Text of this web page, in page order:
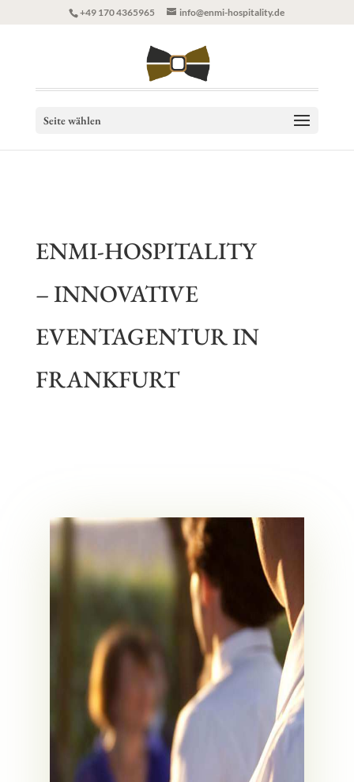
+49 170 4365965 info@enmi-hospitality.de
Seite wählen
ENMI-HOSPITALITY
– INNOVATIVE
EVENTAGENTUR IN
FRANKFURT